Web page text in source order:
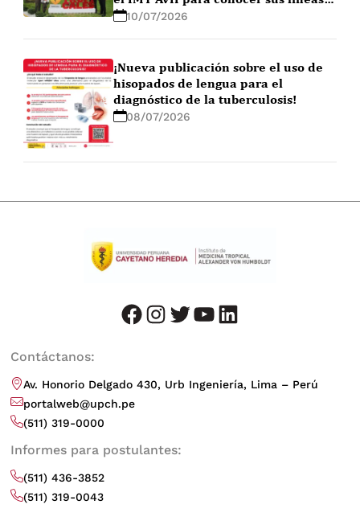
de investigación
10/07/2026
¡Nueva publicación sobre el uso de
hisopados de lengua para el
diagnóstico de la tuberculosis!
08/07/2026
facebook instagram twitter youtube LinkedIn
Contáctanos:
Av. Honorio Delgado 430, Urb Ingeniería, Lima – Perú
portalweb@upch.pe
(511) 319-0000
Informes para postulantes:
(511) 436-3852
(511) 319-0043